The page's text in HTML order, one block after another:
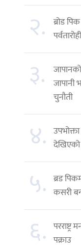
२. ब्रोड
३.
जापानी
चुनौती
४.
५. ब्रड
कसरी
६. पक्राउ